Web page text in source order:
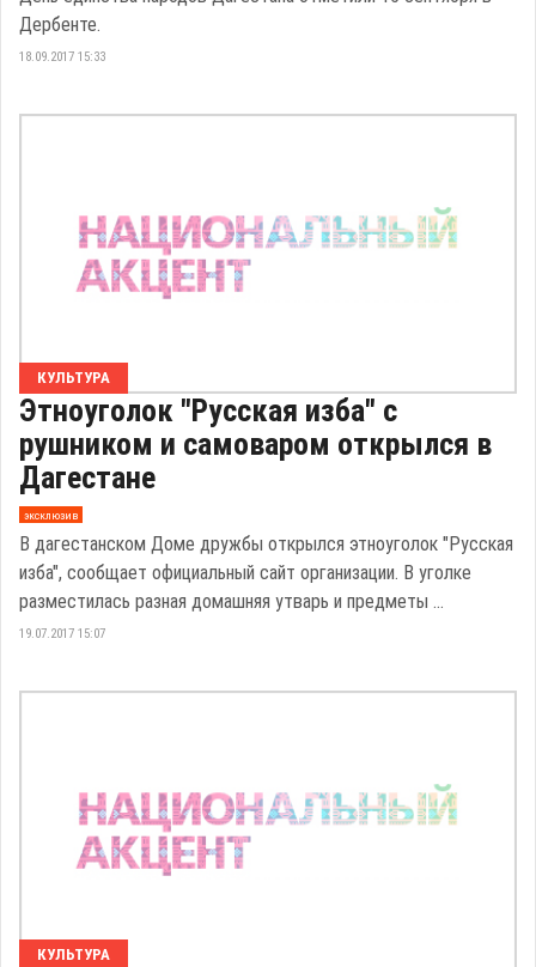
Дербенте.
18.09.2017 15:33
КУЛЬТУРА
Этноуголок "Русская изба" с
рушником и самоваром открылся в
Дагестане
эксклюзив
В дагестанском Доме дружбы открылся этноуголок "Русская
изба", сообщает официальный сайт организации. В уголке
разместилась разная домашняя утварь и предметы ...
19.07.2017 15:07
КУЛЬТУРА